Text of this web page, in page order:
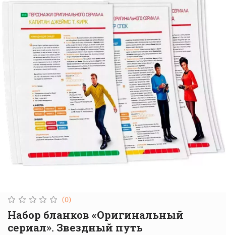
(0)
Набор бланков «Оригинальный
сериал». Звездный путь